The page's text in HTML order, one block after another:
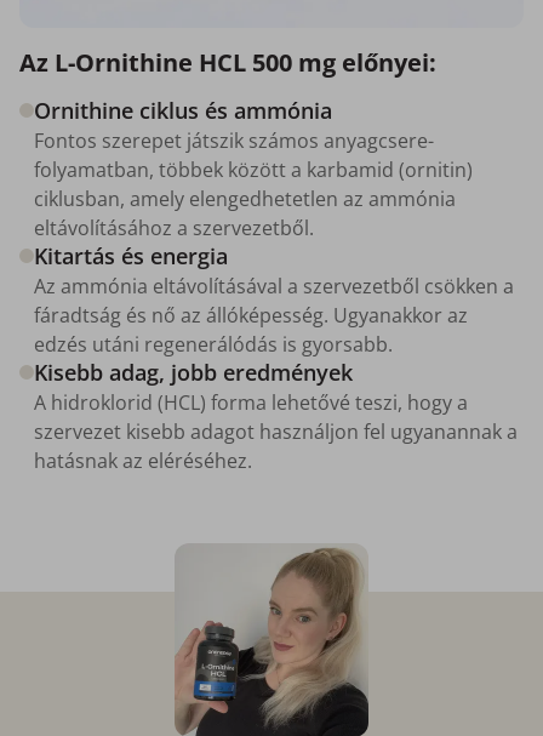
Az L-Ornithine HCL 500 mg előnyei:
Ornithine ciklus és ammónia
Fontos szerepet játszik számos anyagcsere-
folyamatban, többek között a karbamid (ornitin)
ciklusban, amely elengedhetetlen az ammónia
eltávolításához a szervezetből.
Kitartás és energia
Az ammónia eltávolításával a szervezetből csökken a
fáradtság és nő az állóképesség. Ugyanakkor az
edzés utáni regenerálódás is gyorsabb.
Kisebb adag, jobb eredmények
A hidroklorid (HCL) forma lehetővé teszi, hogy a
szervezet kisebb adagot használjon fel ugyanannak a
hatásnak az eléréséhez.